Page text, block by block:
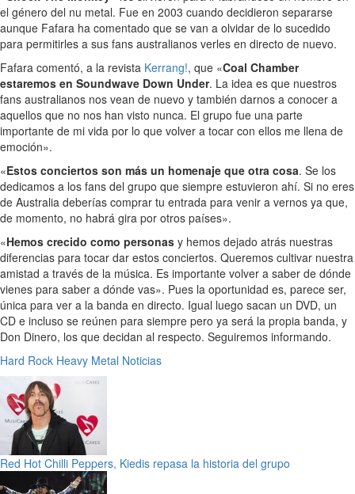
el género del nu metal. Fue en 2003 cuando decidieron separarse
aunque Fafara ha comentado que se van a olvidar de lo sucedido
para permitirles a sus fans australianos verles en directo de nuevo.
Fafara comentó, a la revista Kerrang!, que «Coal Chamber
estaremos en Soundwave Down Under. La idea es que nuestros
fans australianos nos vean de nuevo y también darnos a conocer a
aquellos que no nos han visto nunca. El grupo fue una parte
importante de mi vida por lo que volver a tocar con ellos me llena de
emoción».
«Estos conciertos son más un homenaje que otra cosa. Se los
dedicamos a los fans del grupo que siempre estuvieron ahí. Si no eres
de Australia deberías comprar tu entrada para venir a vernos ya que,
de momento, no habrá gira por otros países».
«Hemos crecido como personas y hemos dejado atrás nuestras
diferencias para tocar dar estos conciertos. Queremos cultivar nuestra
amistad a través de la música. Es importante volver a saber de dónde
vienes para saber a dónde vas». Pues la oportunidad es, parece ser,
única para ver a la banda en directo. Igual luego sacan un DVD, un
CD e incluso se reúnen para siempre pero ya será la propia banda, y
Don Dinero, los que decidan al respecto. Seguiremos informando.
Hard Rock Heavy Metal Noticias
Red Hot Chilli Peppers, Kiedis repasa la historia del grupo